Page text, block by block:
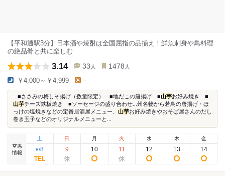
【平和通駅3分】日本酒や焼酎は全国屈指の品揃え！鮮魚刺身や鳥料理
の絶品肴と共に楽しむ
3.14 33 人 1478 人
￥4,000～￥4,999 -
...■ささみの梅しそ揚げ（数量限定） ■地だこの唐揚げ ■山芋お好み焼き ■
山芋チーズ鉄板焼き ■ソーセージの盛り合わせ...州名物から若鳥の唐揚げ・ほ
っけの塩焼きなどの定番居酒屋メニュー、 山芋お好み焼きやおそば屋さんのだし
巻き玉子などのオリジナルメニューと...
空席
情報
土
8/8
日
9
月
10
火
11
水
12
木
13
金
14